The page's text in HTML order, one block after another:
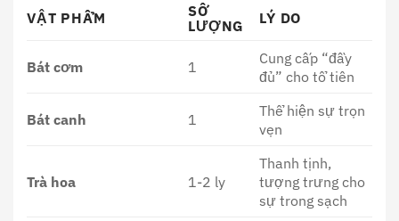
VẬT PHẨM
SỐ
LƯỢNG
LÝ DO
Bát cơm 1
Cung cấp “đầy
đủ” cho tổ tiên
Bát canh 1
Thể hiện sự trọn
vẹn
Trà hoa 1-2 ly
Thanh tịnh,
tượng trưng cho
sự trong sạch